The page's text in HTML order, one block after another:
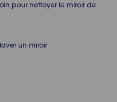
pour nettoyer le miroir de
un miroir